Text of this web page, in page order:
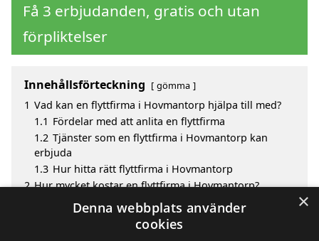
Få 3 erbjudanden, gratis och utan
förpliktelser
Innehållsförteckning gömma
1 Vad kan en flyttfirma i Hovmantorp hjälpa till med?
1.1 Fördelar med att anlita en flyttfirma
1.2 Tjänster som en flyttfirma i Hovmantorp kan
erbjuda
1.3 Hur hitta rätt flyttfirma i Hovmantorp
2 Hur mycket kostar en flyttfirma i Hovmantorp?
Fördelar med att välja flyttfirma i Hovmantorp
Sök efter ett skickligt flyttfirma i de omgivande
×
Denna webbplats använder
cookies